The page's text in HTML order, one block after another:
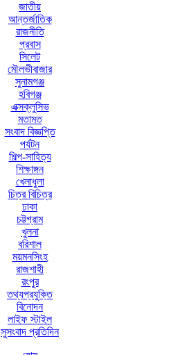
জাতীয়
আন্তর্জাতিক
রাজনীতি
প্রবাস
সিলেট
মৌলভীবাজার
সুনামগঞ্জ
হবিগঞ্জ
এক্সক্লুসিভ
মতামত
সংবাদ বিজ্ঞপ্তি
পর্যটন
শিল্প-সাহিত্য
শিক্ষাঙ্গন
খেলাধুলা
চিত্র বিচিত্র
ঢাকা
চট্টগ্রাম
খুলনা
বরিশাল
ময়মনসিংহ
রাজশাহী
রংপুর
তথ্যপ্রযুক্তি
বিনোদন
লাইফ স্টাইল
সুসংবাদ প্রতিদিন